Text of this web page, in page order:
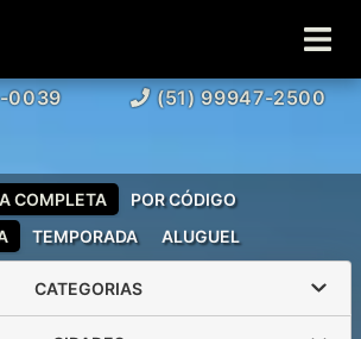
0039 (51) 99947-2500
TEMPORADA ALUGUEL
COMPLETA POR CÓDIGO
CATEGORIAS